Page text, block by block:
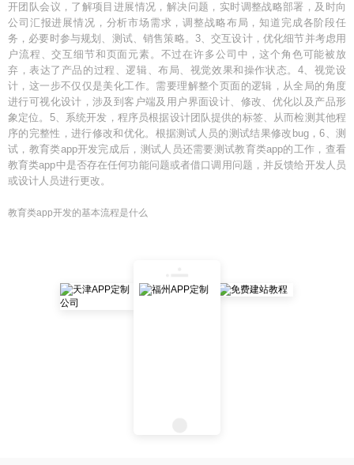
开团队会议，了解项目进展情况，解决问题，实时调整战略部署，及时向
公司汇报进展情况，分析市场需求，调整战略布局，知道完成各阶段任
务，必要时参与规划、测试、销售策略。3、交互设计，优化细节并考虑用
户流程、交互细节和页面元素。不过在许多公司中，这个角色可能被放
弃，表达了产品的过程、逻辑、布局、视觉效果和操作状态。4、视觉设
计，这一步不仅仅是美化工作。需要理解整个页面的逻辑，从全局的角度
进行可视化设计，涉及到客户端及用户界面设计、修改、优化以及产品形
象定位。5、系统开发，程序员根据设计团队提供的标签、从而检测其他程
序的完整性，进行修改和优化。根据测试人员的测试结果修改bug，6、测
试，教育类app开发完成后，测试人员还需要测试教育类app的工作，查看
教育类app中是否存在任何功能问题或者借口调用问题，并反馈给开发人员
或设计人员进行更改。
教育类app开发的基本流程是什么